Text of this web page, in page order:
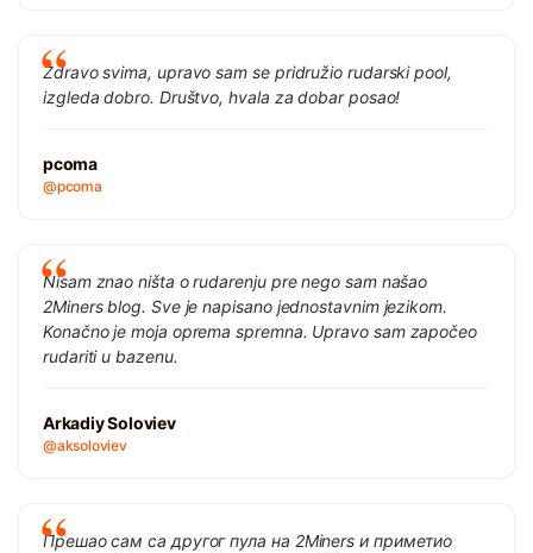
Zdravo svima, upravo sam se pridružio rudarski pool,
izgleda dobro. Društvo, hvala za dobar posao!
pcoma
@pcoma
Nisam znao ništa o rudarenju pre nego sam našao
2Miners blog. Sve je napisano jednostavnim jezikom.
Konačno je moja oprema spremna. Upravo sam započeo
rudariti u bazenu.
Arkadiy Soloviev
@aksoloviev
Прешао сам са другог пула на 2Miners и приметио